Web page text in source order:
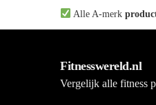
to
to
Alle A-merk
Fitnesswereld.nl
Vergelijk alle fitness